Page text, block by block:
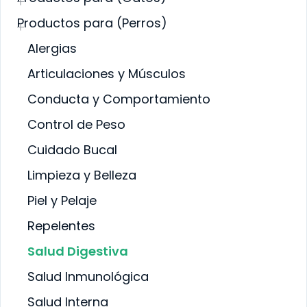
DIGESTIVA
INTERNA
SALUD BUCAL
SALUD DIGESTIVA
SALUD RENAL
Productos para (Perros)
Alergias
Articulaciones y Músculos
Conducta y Comportamiento
Control de Peso
Cuidado Bucal
Limpieza y Belleza
Piel y Pelaje
Repelentes
Salud Digestiva
Salud Inmunológica
Salud Interna